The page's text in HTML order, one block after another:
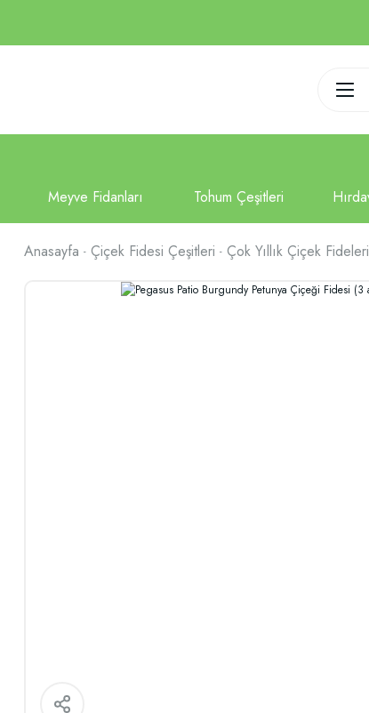
Anasayfa Çiçek Fidesi Çeşitleri Çok Yıllık Çiçek Fideleri